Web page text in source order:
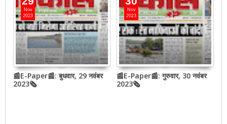
Nov
2023
📰E-Paper📰: बुधवार, 29 नवंबर
2023🗞
Nov
2023
📰E-Paper📰: गुरुवार, 30 नवंबर
2023🗞